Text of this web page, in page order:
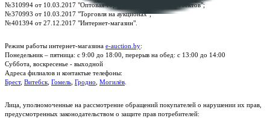
№310994 от 10.03.2017 "Оптовая торговля без торговых объектов";
№370993 от 10.03.2017 "Торговля на аукционах";
№401394 от 27.12.2017 "Интернет-магазин".
Режим работы интернет-магазина e-auction.by:
Понедельник – пятница: с 9:00 до 18:00, перерыв на обед: с 13:00 до 14:00
Суббота, воскресенье - выходной
Адреса филиалов и контактые телефоны:
Брест, Витебск Гомель Гродно Могилёв
Лица, уполномоченные на рассмотрение обращений покупателей о нарушении их прав,
предусмотренных законодательством о защите прав потребителей: